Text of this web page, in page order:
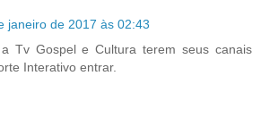
janeiro de 2017 às 02:43
Tv Gospel e Cultura terem seus canais
Interativo entrar.